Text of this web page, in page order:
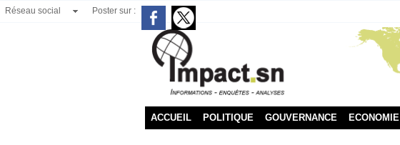
Réseau social Poster sur :
ACCUEIL POLITIQUE GOUVERNANCE ECONOMIE